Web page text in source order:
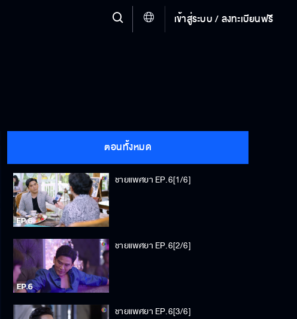
เข้าสู่ระบบ / ลงทะเบียนฟรี
ตอนทั้งหมด
ชายแพศยา EP.6[1/6]
ชายแพศยา EP.6[2/6]
ชายแพศยา EP.6[3/6]